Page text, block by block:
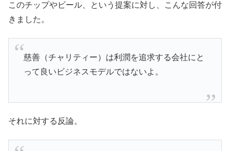
このチップやビール、という提案に対し、こんな回答が付
きました。
慈善（チャリティー）は利潤を追求する会社にと
って良いビジネスモデルではないよ。
それに対する反論。